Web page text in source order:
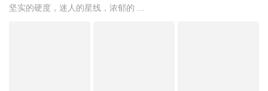
坚实的硬度，迷人的星线，浓郁的 ...